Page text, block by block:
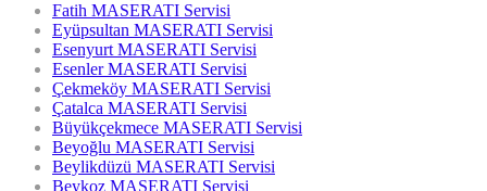
Fatih MASERATI Servisi
Eyüpsultan MASERATI Servisi
Esenyurt MASERATI Servisi
Esenler MASERATI Servisi
Çekmeköy MASERATI Servisi
Çatalca MASERATI Servisi
Büyükçekmece MASERATI Servisi
Beyoğlu MASERATI Servisi
Beylikdüzü MASERATI Servisi
Beykoz MASERATI Servisi